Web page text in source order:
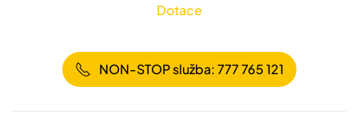
Dotace
NON-STOP služba: 777 765 121